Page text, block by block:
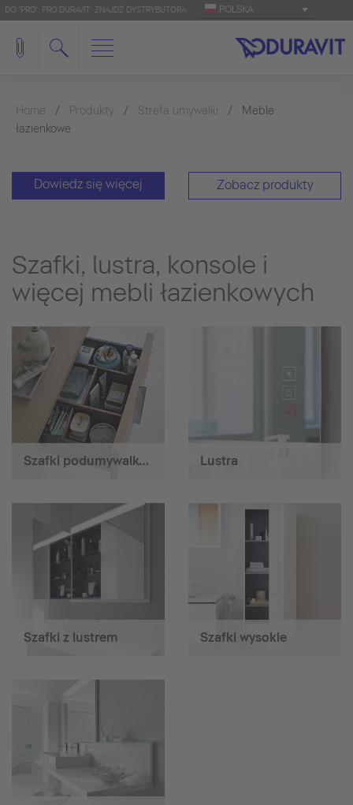
DO 'PRO': PRO.DURAVIT ZNAJDŹ DYSTRYBUTORA POLSKA
Home Produkty Strefa umywalki
Meble
łazienkowe
Dowiedz się więcej Zobacz produkty
Szafki, lustra, konsole i
więcej mebli łazienkowych
Szafki podumywalkowe Lustra
Szafki z lustrem Szafki wysokie